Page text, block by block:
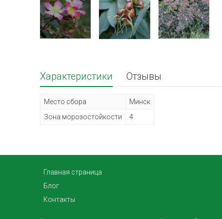
Характеристики Отзывы
Место сбора
Минск
Зона морозостойкости
4
Главная страница
Блог
Контакты